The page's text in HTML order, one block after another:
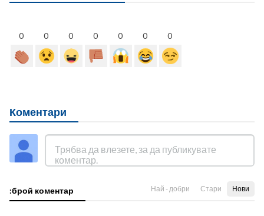
0 0 0 0 0 0 0
Коментари
:брой коментар Най - добри Стари Нови